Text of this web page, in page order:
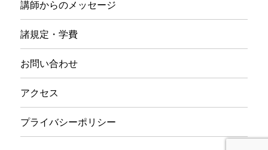
講師からのメッセージ
諸規定・学費
お問い合わせ
アクセス
プライバシーポリシー